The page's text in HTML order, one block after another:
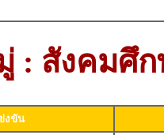
: สังคมศึ
งขัน